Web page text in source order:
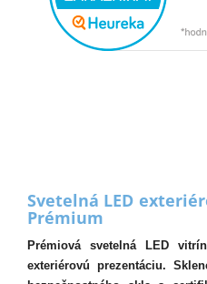
Svetelná LED
Prémium
Prémiová svetelná LED
exteriérovú prezentáciu.